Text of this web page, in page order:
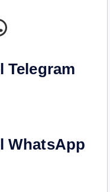
Telegram
WhatsApp